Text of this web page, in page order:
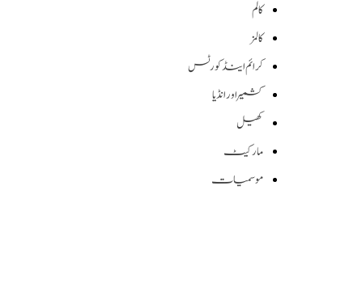
کالم
کالمز
کرائم اینڈ کورٹس
کشمیر اور انڈیا
کھیل
مارکیٹ
موسمیات